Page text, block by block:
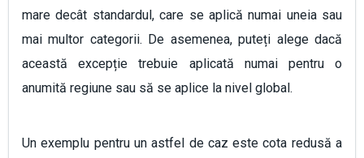
mare decât standardul, care se aplică numai uneia sau
mai multor categorii. De asemenea, puteți alege dacă
această excepție trebuie aplicată numai pentru o
anumită regiune sau să se aplice la nivel global.
Un exemplu pentru un astfel de caz este cota redusă a